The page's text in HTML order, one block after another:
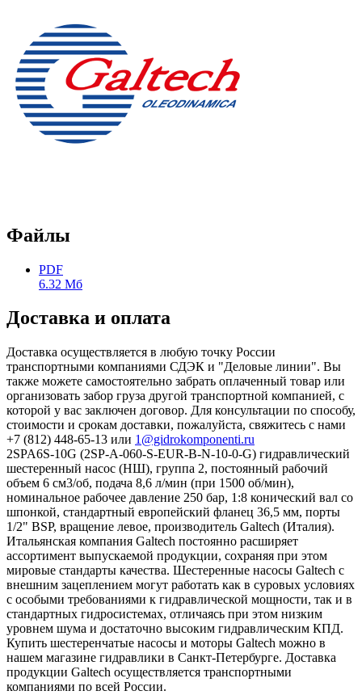
Файлы
PDF
6.32 Мб
Доставка и оплата
Доставка осуществляется в любую точку России
транспортными компаниями СДЭК и "Деловые линии". Вы
также можете самостоятельно забрать оплаченный товар или
организовать забор груза другой транспортной компанией, с
которой у вас заключен договор. Для консультации по способу,
стоимости и срокам доставки, пожалуйста, свяжитесь с нами
+7 (812) 448-65-13 или 1@gidrokomponenti.ru
2SPA6S-10G (2SP-A-060-S-EUR-B-N-10-0-G) гидравлический
шестеренный насос (НШ), группа 2, постоянный рабочий
объем 6 см3/об, подача 8,6 л/мин (при 1500 об/мин),
номинальное рабочее давление 250 бар, 1:8 конический вал со
шпонкой, стандартный европейский фланец 36,5 мм, порты
1/2" BSP, вращение левое, производитель Galtech (Италия).
Итальянская компания Galtech постоянно расширяет
ассортимент выпускаемой продукции, сохраняя при этом
мировые стандарты качества. Шестеренные насосы Galtech с
внешним зацеплением могут работать как в суровых условиях
с особыми требованиями к гидравлической мощности, так и в
стандартных гидросистемах, отличаясь при этом низким
уровнем шума и достаточно высоким гидравлическим КПД.
Купить шестеренчатые насосы и моторы Galtech можно в
нашем магазине гидравлики в Санкт-Петербурге. Доставка
продукции Galtech осуществляется транспортными
компаниями по всей России.